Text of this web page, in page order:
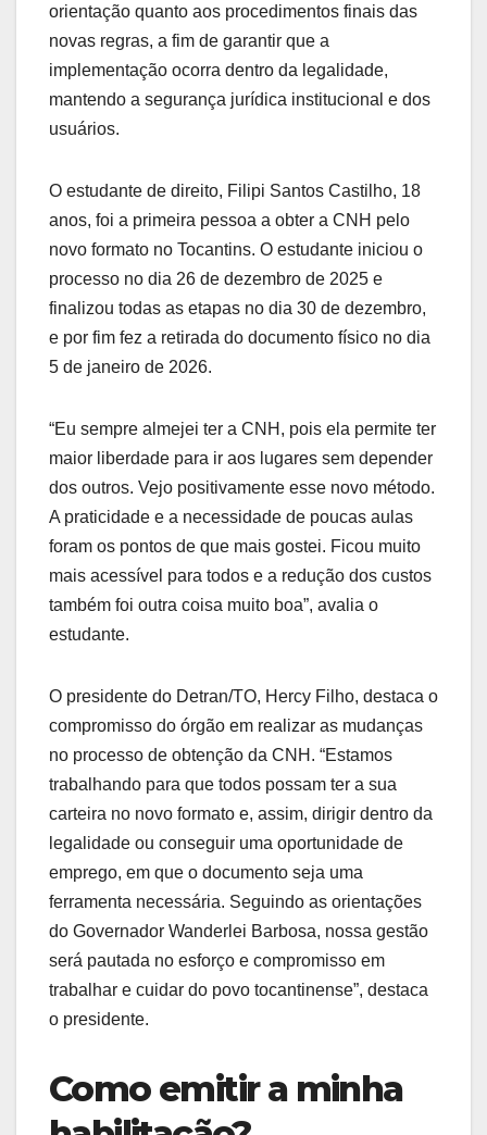
orientação quanto aos procedimentos finais das
novas regras, a fim de garantir que a
implementação ocorra dentro da legalidade,
mantendo a segurança jurídica institucional e dos
usuários.
O estudante de direito, Filipi Santos Castilho, 18
anos, foi a primeira pessoa a obter a CNH pelo
novo formato no Tocantins. O estudante iniciou o
processo no dia 26 de dezembro de 2025 e
finalizou todas as etapas no dia 30 de dezembro,
e por fim fez a retirada do documento físico no dia
5 de janeiro de 2026.
“Eu sempre almejei ter a CNH, pois ela permite ter
maior liberdade para ir aos lugares sem depender
dos outros. Vejo positivamente esse novo método.
A praticidade e a necessidade de poucas aulas
foram os pontos de que mais gostei. Ficou muito
mais acessível para todos e a redução dos custos
também foi outra coisa muito boa”, avalia o
estudante.
O presidente do Detran/TO, Hercy Filho, destaca o
compromisso do órgão em realizar as mudanças
no processo de obtenção da CNH. “Estamos
trabalhando para que todos possam ter a sua
carteira no novo formato e, assim, dirigir dentro da
legalidade ou conseguir uma oportunidade de
emprego, em que o documento seja uma
ferramenta necessária. Seguindo as orientações
do Governador Wanderlei Barbosa, nossa gestão
será pautada no esforço e compromisso em
trabalhar e cuidar do povo tocantinense”, destaca
o presidente.
Como emitir a minha